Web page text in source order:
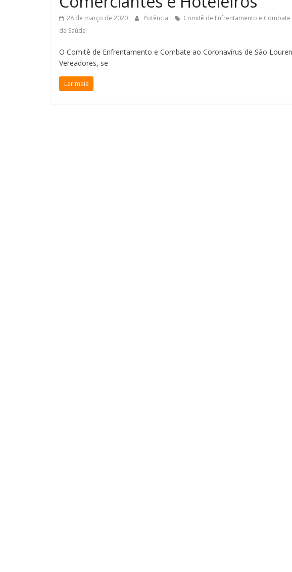
28 de março de 2020 Potência Comitê de Enfrentamento e
de Saúde
O Comitê de Enfrentamento e Combate ao Coronavírus de São
Vereadores, se
Ler mais